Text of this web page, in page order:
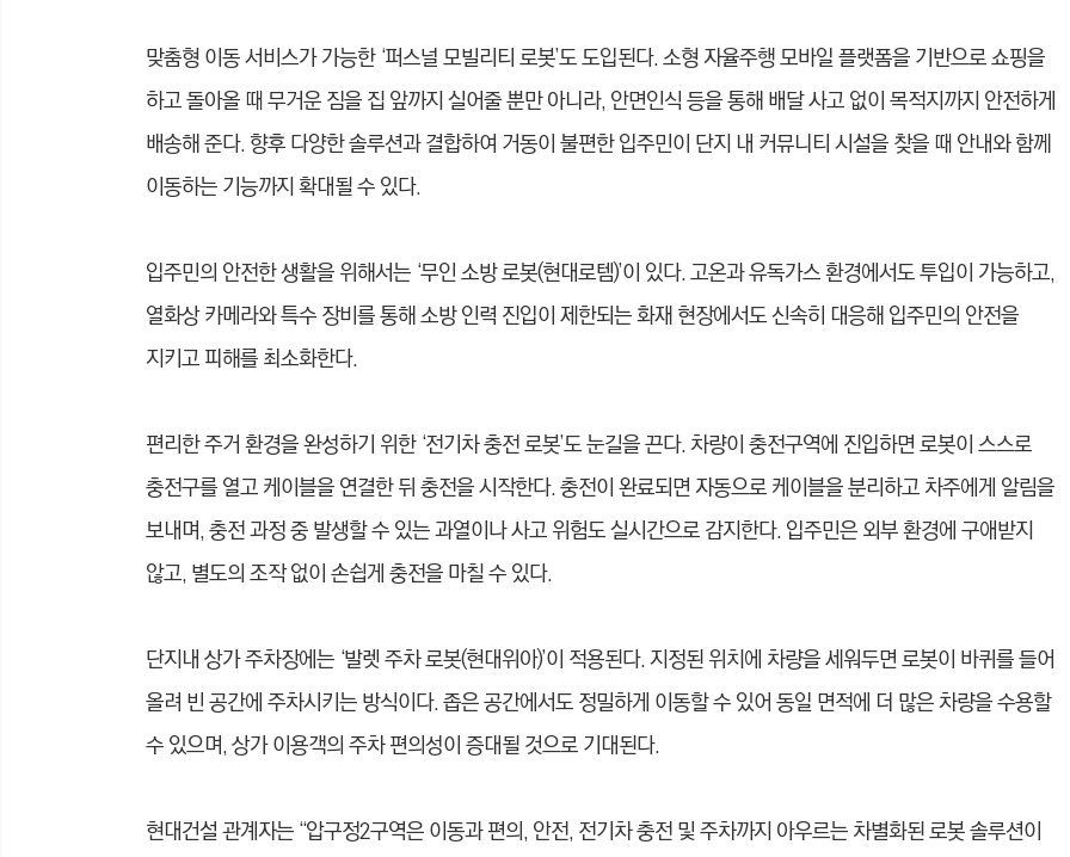
맞춤형 이동 서비스가 가능한 ‘퍼스널 모빌리티 로봇’도 도입된다. 소형 자율주행 모바일 플랫폼을 기반으로 쇼핑을
하고 돌아올 때 무거운 짐을 집 앞까지 실어줄 뿐만 아니라, 안면인식 등을 통해 배달 사고 없이 목적지까지 안전하게
배송해 준다. 향후 다양한 솔루션과 결합하여 거동이 불편한 입주민이 단지 내 커뮤니티 시설을 찾을 때 안내와 함께
이동하는 기능까지 확대될 수 있다.
입주민의 안전한 생활을 위해서는 ‘무인 소방 로봇(현대로템)’이 있다. 고온과 유독가스 환경에서도 투입이 가능하고,
열화상 카메라와 특수 장비를 통해 소방 인력 진입이 제한되는 화재 현장에서도 신속히 대응해 입주민의 안전을
지키고 피해를 최소화한다.
편리한 주거 환경을 완성하기 위한 ‘전기차 충전 로봇’도 눈길을 끈다. 차량이 충전구역에 진입하면 로봇이 스스로
충전구를 열고 케이블을 연결한 뒤 충전을 시작한다. 충전이 완료되면 자동으로 케이블을 분리하고 차주에게 알림을
보내며, 충전 과정 중 발생할 수 있는 과열이나 사고 위험도 실시간으로 감지한다. 입주민은 외부 환경에 구애받지
않고, 별도의 조작 없이 손쉽게 충전을 마칠 수 있다.
단지내 상가 주차장에는 ‘발렛 주차 로봇(현대위아)’이 적용된다. 지정된 위치에 차량을 세워두면 로봇이 바퀴를 들어
올려 빈 공간에 주차시키는 방식이다. 좁은 공간에서도 정밀하게 이동할 수 있어 동일 면적에 더 많은 차량을 수용할
수 있으며, 상가 이용객의 주차 편의성이 증대될 것으로 기대된다.
현대건설 관계자는 “압구정2구역은 이동과 편의, 안전, 전기차 충전 및 주차까지 아우르는 차별화된 로봇 솔루션이